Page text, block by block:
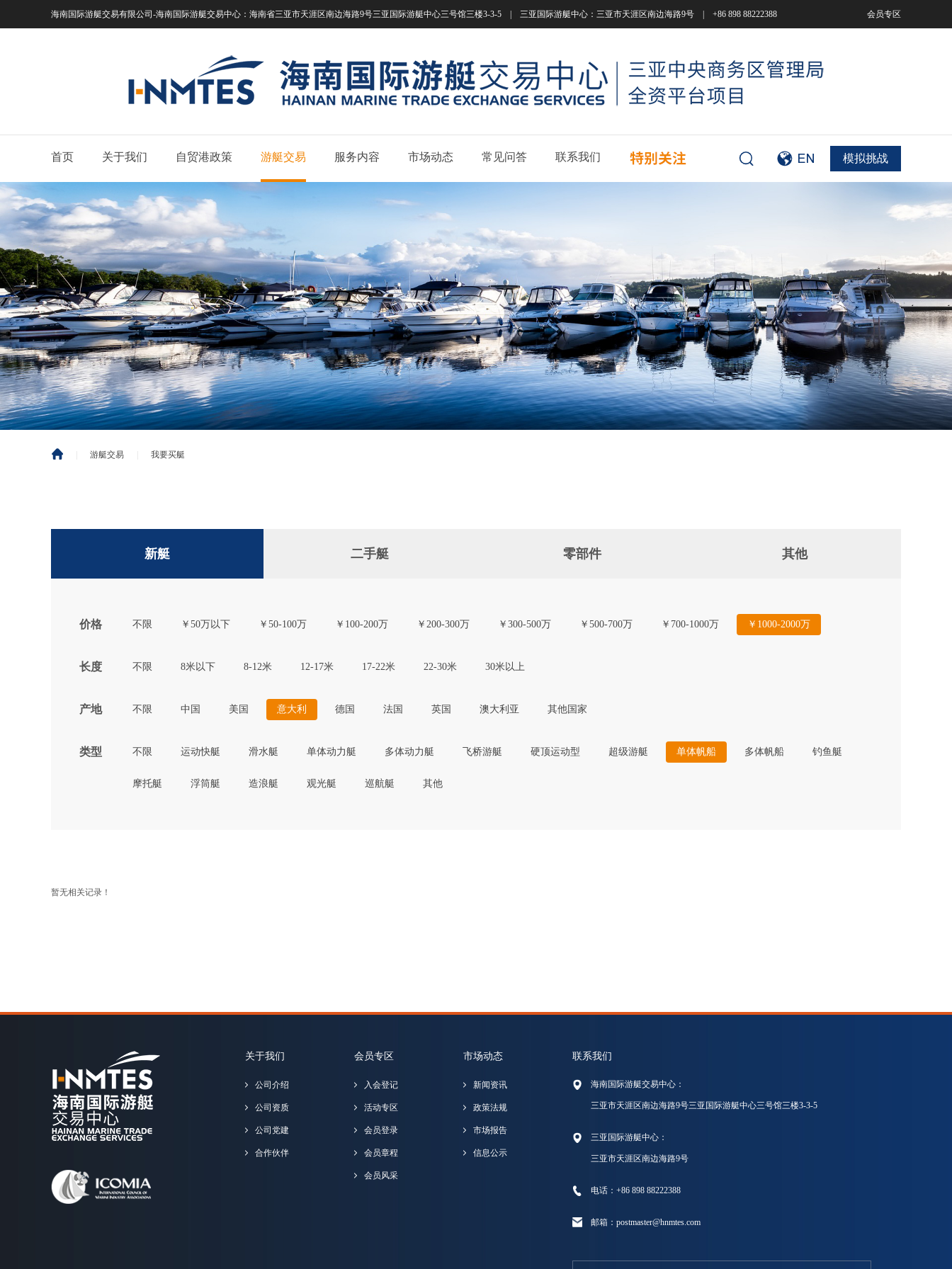
海南国际游艇交易有限公司-海南国际游艇交易中心： 海南省三亚市天涯区南边海路9号三亚国际游艇中心三号馆三楼3-3-5 | 三亚国际游艇中心：三亚市天涯区南边海路9号 | +86 898 88222388 会员专区
模拟挑战
首页 关于我们 自贸港政策 游艇交易 服务内容 市场动态 常见问答 联系我们
游艇交易 我要买艇
新艇 二手艇 零部件 其他
价格 不限 ￥50万以下 ￥50-100万 ￥100-200万 ￥200-300万 ￥300-500万 ￥500-700万 ￥700-1000万 ￥1000-2000万
长度 不限 8米以下 8-12米 12-17米 17-22米 22-30米 30米以上
产地 不限 中国 美国 意大利 德国 法国 英国 澳大利亚 其他国家
类型 不限 运动快艇 滑水艇 单体动力艇 多体动力艇 飞桥游艇 硬顶运动型 超级游艇 单体帆船 多体帆船 钓鱼艇
摩托艇 浮筒艇 造浪艇 观光艇 巡航艇 其他
暂无相关记录！
关于我们
公司介绍
公司资质
公司党建
合作伙伴
会员专区
入会登记
活动专区
会员登录
会员章程
会员风采
市场动态
新闻资讯
政策法规
市场报告
信息公示
联系我们
海南国际游艇交易中心：
三亚市天涯区南边海路9号三亚国际游艇中心三号馆三楼3-3-5
三亚国际游艇中心：
三亚市天涯区南边海路9号
电话：+86 898 88222388
邮箱：postmaster@hnmtes.com